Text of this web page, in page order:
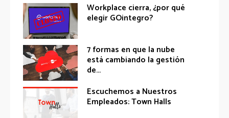
Workplace cierra, ¿por qué
elegir GOintegro?
7 formas en que la nube
está cambiando la gestión
de...
Escuchemos a Nuestros
Empleados: Town Halls